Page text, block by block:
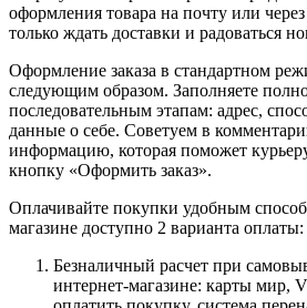
оформления товара на почту или
только ждать доставки и радоваться
Оформление заказа в стандартном
следующим образом. Заполняете
последовательным этапам: адрес,
данные о себе. Советуем в
информацию, которая поможет
кнопку «Оформить заказ».
Оплачивайте покупки удобным
магазине доступно 2 варианта оплаты:
Безналичный расчет при
интернет-магазине: карты мир,